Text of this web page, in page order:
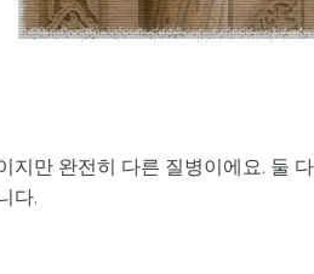
지만 완전히 다른 질병이에요. 둘
다.